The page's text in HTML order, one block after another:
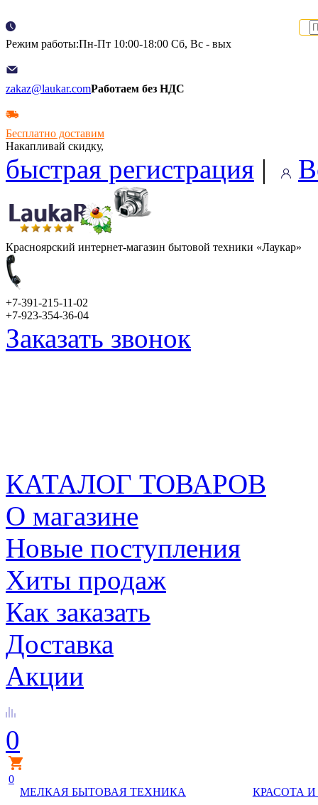
Режим работы:Пн-Пт 10:00-18:00 Сб, Вс - вых
zakaz@laukar.comРаботаем без НДС
Бесплатно доставим
Накапливай скидку,
быстрая регистрация |
Красноярский интернет-магазин бытовой техники «Лаукар»
+7-391-215-11-02
+7-923-354-36-04
Заказать звонок
КАТАЛОГ ТОВАРОВ
О магазине
Новые поступления
Хиты продаж
Как заказать
Доставка
Акции
0
0
МЕЛКАЯ БЫТОВАЯ ТЕХНИКА
КРАСОТА И